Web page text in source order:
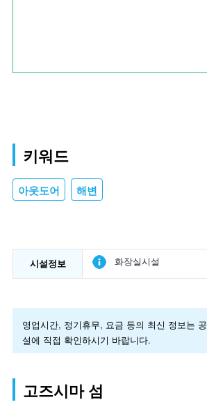
키워드
아웃도어 해변
시설정보 화장실시설
영업시간, 정기휴무, 요금 등의 최신 정보는
설에 직접 확인하시기 바랍니다.
고즈시마 섬